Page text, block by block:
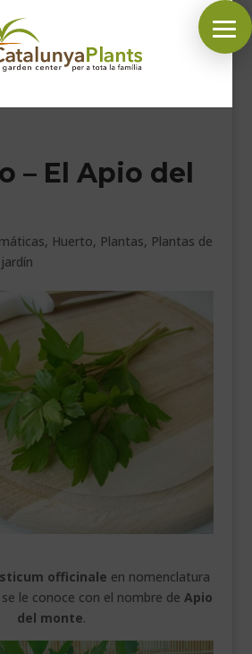
SÍGUENOS EN:
– El Apio del
, Huerto, Plantas, Plantas de
officinale en nomenclatura
le conoce con el nombre de Apio
del monte.